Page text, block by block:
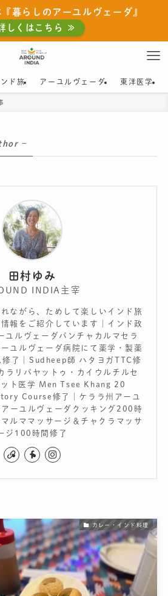
暮らしのアーユルヴェーダ』
しくはこちら ≫
ンド旅 アーユルヴェーダ 東洋医学
–
田村ゆみ
INDIA主宰
ながら、ためして楽しいインド旅
報をご紹介しています｜インド政
ユルヴェーダパンチャカルマセラ
ユルヴェーダ病院にて薬学・製薬
修了｜Sudheep師 ハタヨガTTC修
リパヤットゥ・カイウルチルセ
ット医学 Men Tsee Khang 20
Course修了｜ケララ州アーユ
ーユルヴェーダクッキング200時
ルママッサージ＆チャクラマッサ
ジ100時間修了
カレー・インド料理